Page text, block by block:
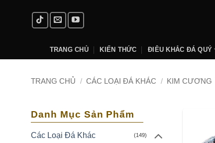
TRANG CHỦ KIẾN THỨC ĐIÊU KHẮC ĐÁ QUÝ
TRANG CHỦ / CÁC LOẠI ĐÁ KHÁC / KIM CƯƠNG
Danh Mục Sản Phẩm
Các Loại Đá Khác (149)